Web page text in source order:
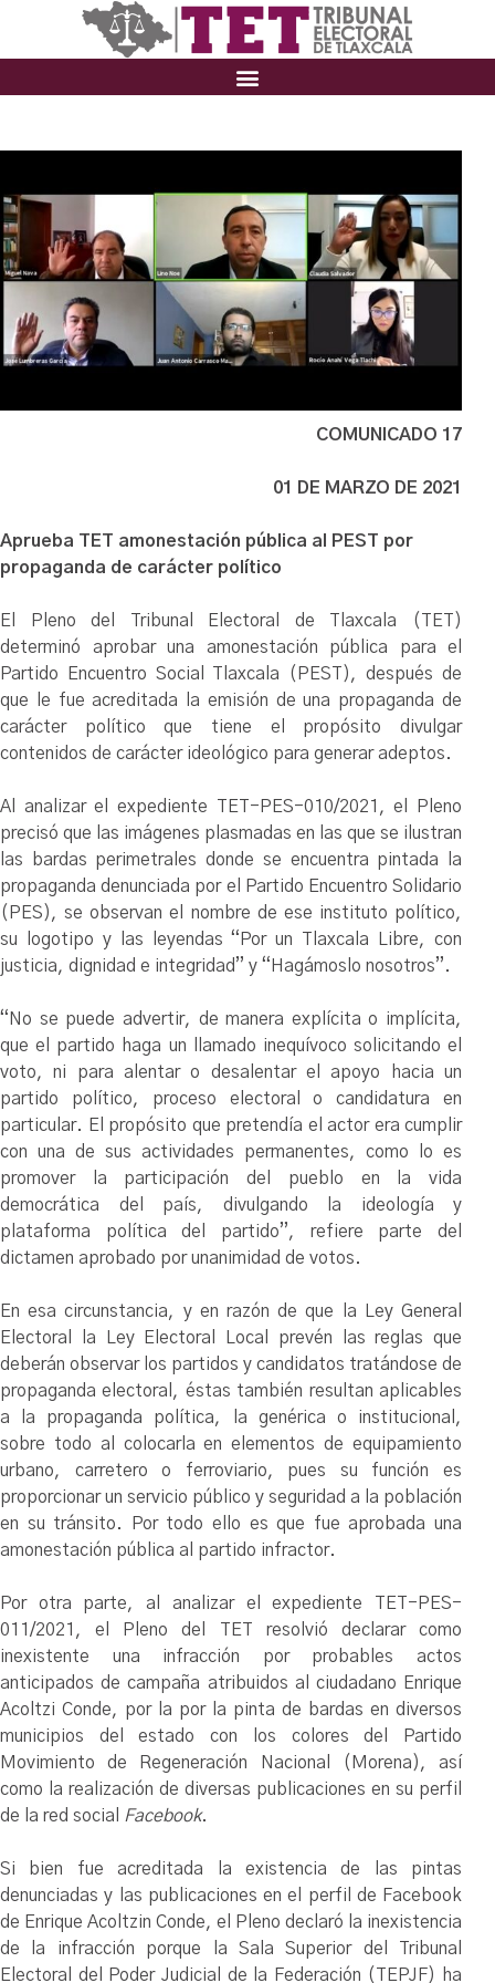
COMUNICADO 17
01 DE MARZO DE 2021
Aprueba TET amonestación pública al PEST por
propaganda de carácter político
El Pleno del Tribunal Electoral de Tlaxcala (TET)
determinó aprobar una amonestación pública para el
Partido Encuentro Social Tlaxcala (PEST), después de
que le fue acreditada la emisión de una propaganda de
carácter político que tiene el propósito divulgar
contenidos de carácter ideológico para generar adeptos.
Al analizar el expediente TET-PES-010/2021, el Pleno
precisó que las imágenes plasmadas en las que se ilustran
las bardas perimetrales donde se encuentra pintada la
propaganda denunciada por el Partido Encuentro Solidario
(PES), se observan el nombre de ese instituto político,
su logotipo y las leyendas “Por un Tlaxcala Libre, con
justicia, dignidad e integridad” y “Hagámoslo nosotros”.
“No se puede advertir, de manera explícita o implícita,
que el partido haga un llamado inequívoco solicitando el
voto, ni para alentar o desalentar el apoyo hacia un
partido político, proceso electoral o candidatura en
particular. El propósito que pretendía el actor era cumplir
con una de sus actividades permanentes, como lo es
promover la participación del pueblo en la vida
democrática del país, divulgando la ideología y
plataforma política del partido”, refiere parte del
dictamen aprobado por unanimidad de votos.
En esa circunstancia, y en razón de que la Ley General
Electoral la Ley Electoral Local prevén las reglas que
deberán observar los partidos y candidatos tratándose de
propaganda electoral, éstas también resultan aplicables
a la propaganda política, la genérica o institucional,
sobre todo al colocarla en elementos de equipamiento
urbano, carretero o ferroviario, pues su función es
proporcionar un servicio público y seguridad a la población
en su tránsito. Por todo ello es que fue aprobada una
amonestación pública al partido infractor.
Por otra parte, al analizar el expediente TET-PES-
011/2021, el Pleno del TET resolvió declarar como
inexistente una infracción por probables actos
anticipados de campaña atribuidos al ciudadano Enrique
Acoltzi Conde, por la por la pinta de bardas en diversos
municipios del estado con los colores del Partido
Movimiento de Regeneración Nacional (Morena), así
como la realización de diversas publicaciones en su perfil
de la red social
Facebook.
Si bien fue acreditada la existencia de las pintas
denunciadas y las publicaciones en el perfil de Facebook
de Enrique Acoltzin Conde, el Pleno declaró la inexistencia
de la infracción porque la Sala Superior del Tribunal
Electoral del Poder Judicial de la Federación (TEPJF) ha